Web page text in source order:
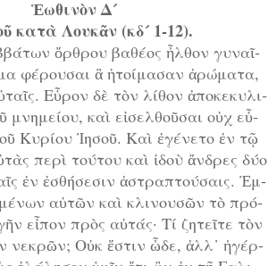
Ἑ­ωθινὸν Δ´
κα­τὰ Λου­κᾶν (κδ´ 1-12).
ὄρ­θρου βα­θέ­ος ἦλ­θον γυ­ναῖ­
φέ­ρου­σαι ἃ ἡ­τοί­μα­σαν ἀ­ρώ­μα­τα,
Εὗ­ρον δὲ τὸν λί­θον ἀ­πο­κε­κυ­λι­
μνη­μεί­ου, καὶ εἰ­σελ­θοῦ­σαι οὐχ εὗ­
Κυ­ρί­ου Ἰ­η­σοῦ. Καὶ ἐ­γέ­νε­το ἐν τῷ
πε­ρὶ τού­του καὶ ἰ­δοὺ ἄν­δρες δύ­ο
ἐν ἐ­σθή­σε­σιν ἀ­στρα­πτού­σαις. Ἐμ­
αὐ­τῶν καὶ κλι­νου­σῶν τὸ πρό­
εἶ­πον πρὸς αὐ­τάς· Τί ζη­τεῖ­τε τὸν
νε­κρῶν; Οὐκ ἔ­στιν ὧ­δε, ἀλλ᾿ ἠ­γέρ­